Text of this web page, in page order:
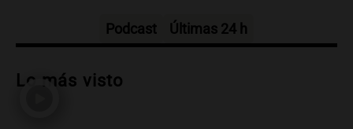
hablaron de su obra en Cadena 3
Podcast Últimas 24 h
Lo más visto